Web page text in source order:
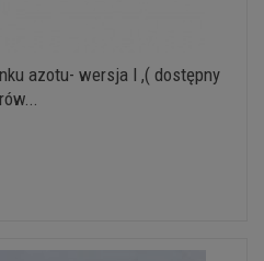
azotu- wersja I ,( dostępny
rów...